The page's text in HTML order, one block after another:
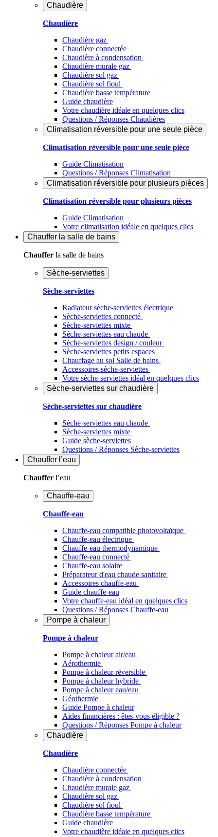
Chaudière
Chaudière
Chaudière gaz
Chaudière connectée
Chaudière à condensation
Chaudière murale gaz
Chaudière sol gaz
Chaudière sol fioul
Chaudière basse température
Guide chaudière
Votre chaudière idéale en quelques clics
Questions / Réponses Chaudières
Climatisation réversible pour une seule pièce
Climatisation réversible pour une seule pièce
Guide Climatisation
Questions / Réponses Climatisation
Climatisation réversible pour plusieurs pièces
Climatisation réversible pour plusieurs pièces
Guide Climatisation
Votre climatisation idéale en quelques clics
Chauffer la salle de bains
Chauffer la salle de bains
Sèche-serviettes
Sèche-serviettes
Radiateur sèche-serviettes électrique
Sèche-serviettes connecté
Sèche-serviettes mixte
Sèche-serviettes eau chaude
Sèche-serviettes design / couleur
Sèche-serviettes petits espaces
Chauffage au sol Salle de bains
Accessoires sèche-serviettes
Votre sèche-serviettes idéal en quelques clics
Sèche-serviettes sur chaudière
Sèche-serviettes sur chaudière
Sèche-serviettes eau chaude
Sèche-serviettes mixte
Guide sèche-serviettes
Questions / Réponses Sèche-serviettes
Chauffer l’eau
Chauffer l’eau
Chauffe-eau
Chauffe-eau
Chauffe-eau compatible photovoltaïque
Chauffe-eau électrique
Chauffe-eau thermodynamique
Chauffe-eau connecté
Chauffe-eau solaire
Préparateur d'eau chaude sanitaire
Accessoires chauffe-eau
Guide chauffe-eau
Votre chauffe-eau idéal en quelques clics
Questions / Réponses Chauffe-eau
Pompe à chaleur
Pompe à chaleur
Pompe à chaleur air/eau
Aérothermie
Pompe à chaleur réversible
Pompe à chaleur hybride
Pompe à chaleur​ eau/eau
Géothermie
Guide Pompe à chaleur
Aides financières : êtes-vous éligible ?
Questions / Réponses Pompe à chaleur
Chaudière
Chaudière
Chaudière connectée
Chaudière à condensation
Chaudière murale gaz
Chaudière sol gaz
Chaudière sol fioul
Chaudière basse température
Guide chaudière
Votre chaudière idéale en quelques clics